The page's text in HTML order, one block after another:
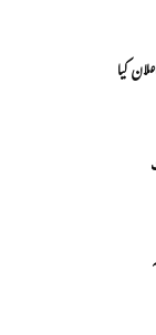
کیا